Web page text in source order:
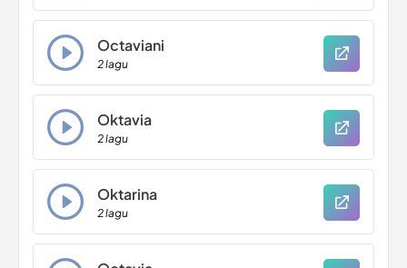
Octaviani
2 lagu
Oktavia
2 lagu
Oktarina
2 lagu